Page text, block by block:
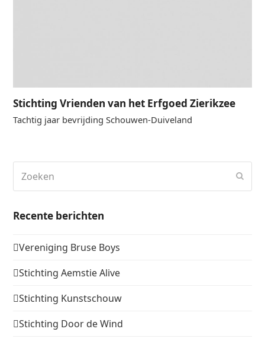
Stichting Vrienden van het Erfgoed Zierikzee
Tachtig jaar bevrijding Schouwen-Duiveland
Recente berichten
Vereniging Bruse Boys
Stichting Aemstie Alive
Stichting Kunstschouw
Stichting Door de Wind